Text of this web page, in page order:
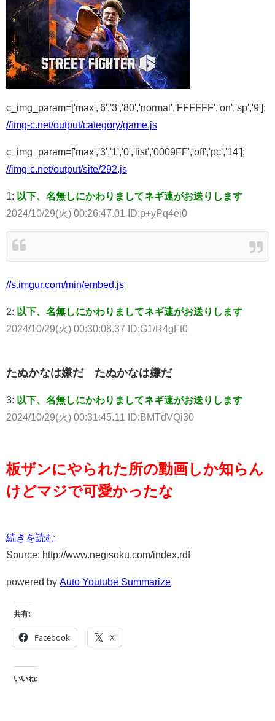
c_img_param=['max','6','3','80','normal','FFFFFF','on','sp','9'];
//img-c.net/output/category/game.js
c_img_param=['max','3','1','0','list','0009FF','off','pc','14'];
//img-c.net/output/site/292.js
1: 以下、名無しにかわりましてネギ速がお送りします
2024/10/29(火) 00:26:47.01 ID:p+yPq4ei0
//s.imgur.com/min/embed.js
2: 以下、名無しにかわりましてネギ速がお送りします
2024/10/29(火) 00:30:08.37 ID:G1/R4gFt0
たぬかなは嫌だ たぬかなは嫌だ
3: 以下、名無しにかわりましてネギ速がお送りします
2024/10/29(火) 00:31:45.11 ID:BMTdVQi30
板ザンにやられた所の動画しか知らん
けどマジで可愛かったな
続きを読む
Source: http://www.negisoku.com/index.rdf
powered by Auto Youtube Summarize
共有:
Facebook X
いいね: